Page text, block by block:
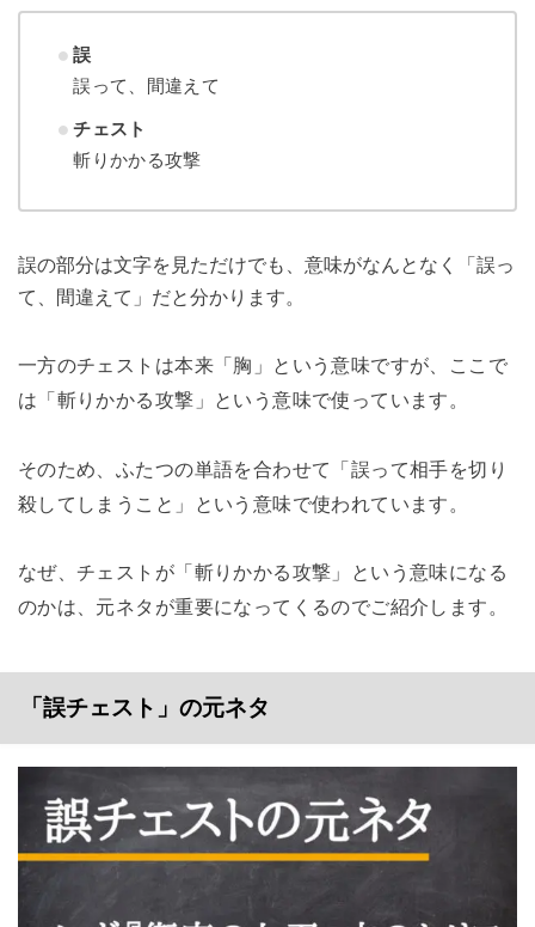
誤
誤って、間違えて
チェスト
斬りかかる攻撃
誤の部分は文字を見ただけでも、意味がなんとなく「誤っ
て、間違えて」だと分かります。
一方のチェストは本来「胸」という意味ですが、ここで
は「斬りかかる攻撃」という意味で使っています。
そのため、ふたつの単語を合わせて「誤って相手を切り
殺してしまうこと」という意味で使われています。
なぜ、チェストが「斬りかかる攻撃」という意味になる
のかは、元ネタが重要になってくるのでご紹介します。
「誤チェスト」の元ネタ